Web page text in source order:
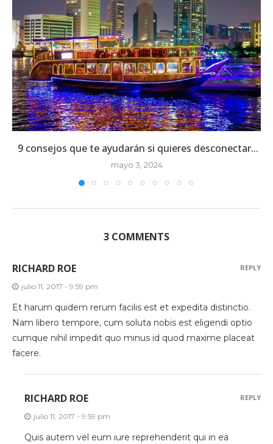
9 consejos que te ayudarán si quieres desconectar...
mayo 3, 2024
3 COMMENTS
RICHARD ROE
julio 11, 2017 - 9:59 pm
Et harum quidem rerum facilis est et expedita distinctio.
Nam libero tempore, cum soluta nobis est eligendi optio
cumque nihil impedit quo minus id quod maxime placeat
facere.
REPLY
RICHARD ROE
julio 11, 2017 - 9:59 pm
Quis autem vel eum iure reprehenderit qui in ea
REPLY